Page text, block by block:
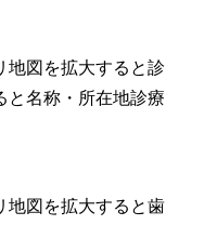
図を拡大すると診
と名称・所在地診療
地図を拡大すると歯